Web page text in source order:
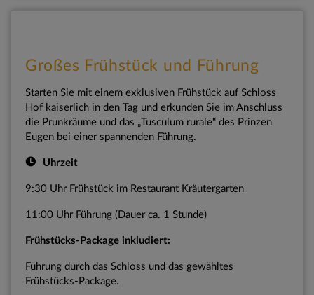
Großes Frühstück und Führung
Starten Sie mit einem exklusiven Frühstück auf Schloss
Hof kaiserlich in den Tag und erkunden Sie im Anschluss
die Prunkräume und das „Tusculum rurale“ des Prinzen
Eugen bei einer spannenden Führung.
Uhrzeit
9:30 Uhr Frühstück im Restaurant Kräutergarten
11:00 Uhr Führung (Dauer ca. 1 Stunde)
Frühstücks-Package inkludiert:
Führung durch das Schloss und das gewähltes
Frühstücks-Package.